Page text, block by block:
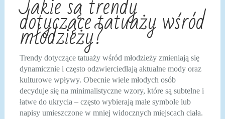
dotyczące tatuaży wśród
młodzieży?
Trendy dotyczące tatuaży wśród młodzieży zmieniają się
dynamicznie i często odzwierciedlają aktualne mody oraz
kulturowe wpływy. Obecnie wiele młodych osób
decyduje się na minimalistyczne wzory, które są subtelne i
łatwe do ukrycia – często wybierają małe symbole lub
napisy umieszczone w mniej widocznych miejscach ciała.